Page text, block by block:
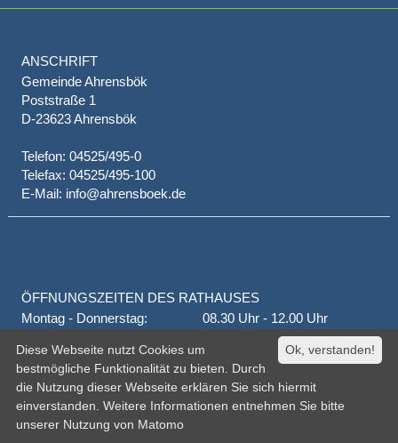
ANSCHRIFT
Gemeinde Ahrensbök
Poststraße 1
D-23623 Ahrensbök
Telefon: 04525/495-0
Telefax: 04525/495-100
E-Mail: info@ahrensboek.de
ÖFFNUNGSZEITEN DES RATHAUSES
Montag - Donnerstag:
08.30 Uhr - 12.00 Uhr
14.00 Uhr - 18.00 Uhr
jeden 1. und 3. Montag
16.00 Uhr - 18.00 Uhr
Freitag
geschlossen
oder nach Vereinbarung
Ok, verstanden!
Diese Webseite nutzt Cookies um
bestmögliche Funktionalität zu bieten. Durch
die Nutzung dieser Webseite erklären Sie sich hiermit
einverstanden. Weitere Informationen entnehmen Sie bitte
unserer Nutzung von Matomo